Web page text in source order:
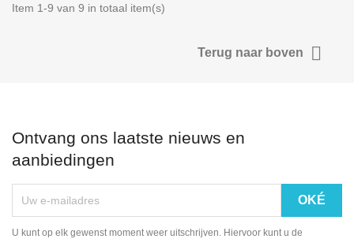
Item 1-9 van 9 in totaal item(s)
Terug naar boven 
Ontvang ons laatste nieuws en
aanbiedingen
U kunt op elk gewenst moment weer uitschrijven. Hiervoor kunt u de